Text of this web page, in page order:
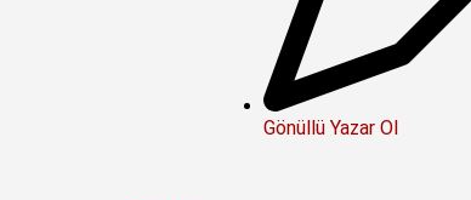
Gönüllü Yazar Ol